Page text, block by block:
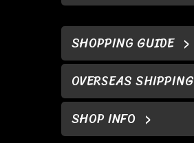
SHOPPING GUIDE
OVERSEAS SHIPPING
SHOP INFO